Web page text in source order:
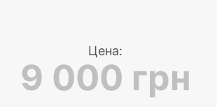
Цена:
9 000 грн